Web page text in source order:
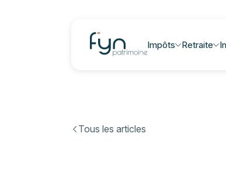
Impôts Retraite
Tous les articles